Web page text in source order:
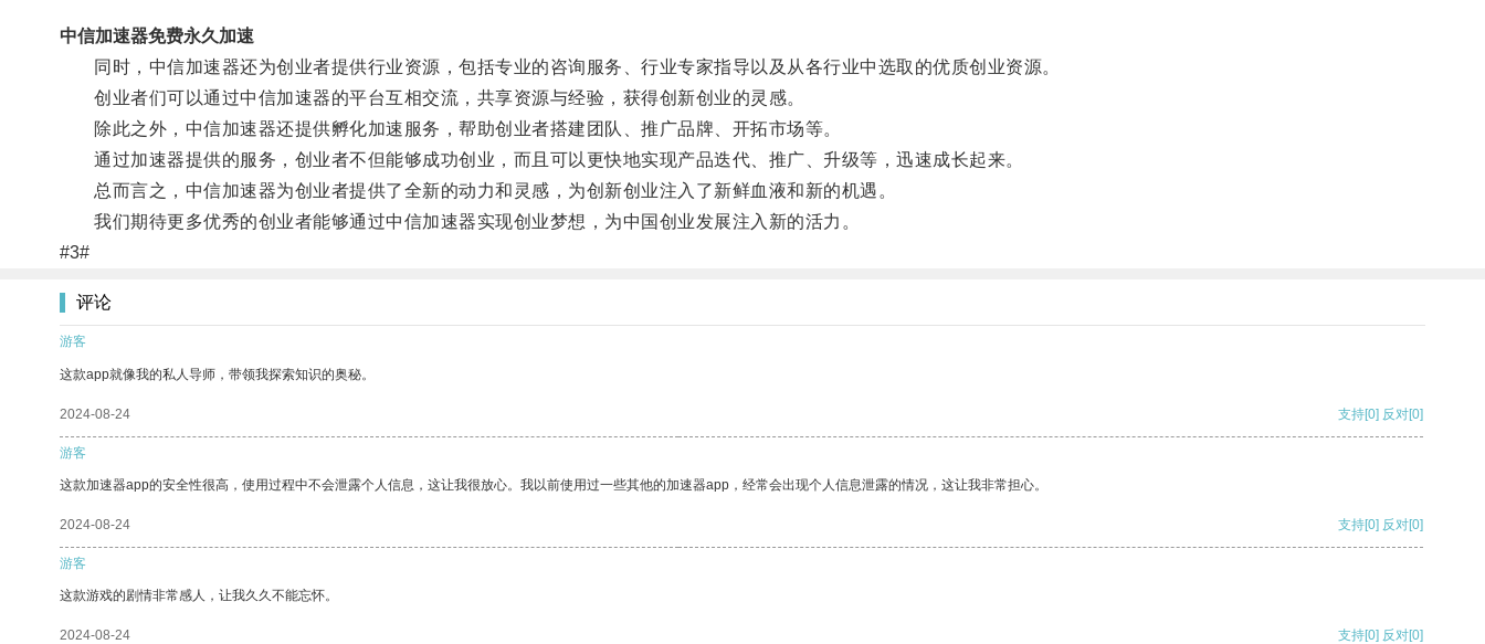
中信加速器免费永久加速
同时，中信加速器还为创业者提供行业资源，包括专业的咨询服务、行业专家指导以及从各行业中选取的优质创业资源。
创业者们可以通过中信加速器的平台互相交流，共享资源与经验，获得创新创业的灵感。
除此之外，中信加速器还提供孵化加速服务，帮助创业者搭建团队、推广品牌、开拓市场等。
通过加速器提供的服务，创业者不但能够成功创业，而且可以更快地实现产品迭代、推广、升级等，迅速成长起来。
总而言之，中信加速器为创业者提供了全新的动力和灵感，为创新创业注入了新鲜血液和新的机遇。
我们期待更多优秀的创业者能够通过中信加速器实现创业梦想，为中国创业发展注入新的活力。
#3#
评论
游客
这款app就像我的私人导师，带领我探索知识的奥秘。
2024-08-24 支持[0] 反对[0]
游客
这款加速器app的安全性很高，使用过程中不会泄露个人信息，这让我很放心。我以前使用过一些其他的加速器app，经常会出现个人信息泄露的情况，这让我非常担心。
2024-08-24 支持[0] 反对[0]
游客
这款游戏的剧情非常感人，让我久久不能忘怀。
2024-08-24 支持[0] 反对[0]